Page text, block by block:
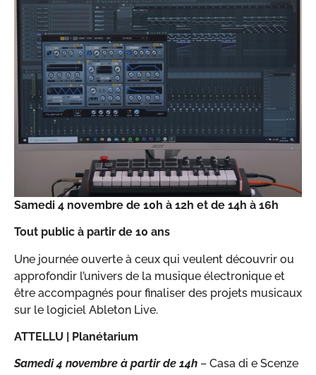
Samedi 4 novembre de 10h à 12h et de 14h à 16h
Tout public à partir de 10 ans
Une journée ouverte à ceux qui veulent découvrir ou
approfondir l’univers de la musique électronique et
être accompagnés pour finaliser des projets musicaux
sur le logiciel Ableton Live.
ATTELLU | Planétarium
Samedi 4 novembre à partir de 14h – Casa di e Scenze